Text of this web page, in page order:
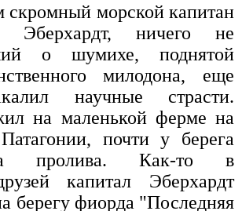
морской капитан
Эберхардт, ничего не
о шумихе, поднятой
милодона, еще
научные страсти.
на маленькой ферме на
почти у берега
пролива. Как-то в
капитал Эберхардт
берегу фиорда "Последняя